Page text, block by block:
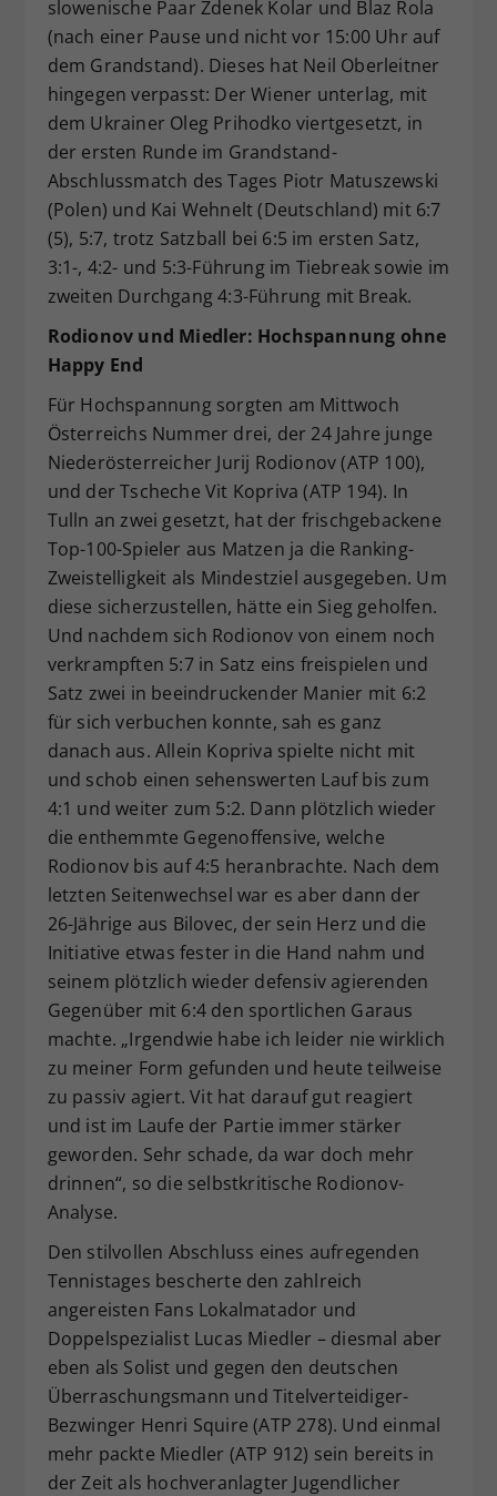
slowenische Paar Zdenek Kolar und Blaz Rola
(nach einer Pause und nicht vor 15:00 Uhr auf
dem Grandstand). Dieses hat Neil Oberleitner
hingegen verpasst: Der Wiener unterlag, mit
dem Ukrainer Oleg Prihodko viertgesetzt, in
der ersten Runde im Grandstand-
Abschlussmatch des Tages Piotr Matuszewski
(Polen) und Kai Wehnelt (Deutschland) mit 6:7
(5), 5:7, trotz Satzball bei 6:5 im ersten Satz,
3:1-, 4:2- und 5:3-Führung im Tiebreak sowie im
zweiten Durchgang 4:3-Führung mit Break.
Rodionov und Miedler: Hochspannung ohne
Happy End
Für Hochspannung sorgten am Mittwoch
Österreichs Nummer drei, der 24 Jahre junge
Niederösterreicher Jurij Rodionov (ATP 100),
und der Tscheche Vit Kopriva (ATP 194). In
Tulln an zwei gesetzt, hat der frischgebackene
Top-100-Spieler aus Matzen ja die Ranking-
Zweistelligkeit als Mindestziel ausgegeben. Um
diese sicherzustellen, hätte ein Sieg geholfen.
Und nachdem sich Rodionov von einem noch
verkrampften 5:7 in Satz eins freispielen und
Satz zwei in beeindruckender Manier mit 6:2
für sich verbuchen konnte, sah es ganz
danach aus. Allein Kopriva spielte nicht mit
und schob einen sehenswerten Lauf bis zum
4:1 und weiter zum 5:2. Dann plötzlich wieder
die enthemmte Gegenoffensive, welche
Rodionov bis auf 4:5 heranbrachte. Nach dem
letzten Seitenwechsel war es aber dann der
26-Jährige aus Bilovec, der sein Herz und die
Initiative etwas fester in die Hand nahm und
seinem plötzlich wieder defensiv agierenden
Gegenüber mit 6:4 den sportlichen Garaus
machte. „Irgendwie habe ich leider nie wirklich
zu meiner Form gefunden und heute teilweise
zu passiv agiert. Vit hat darauf gut reagiert
und ist im Laufe der Partie immer stärker
geworden. Sehr schade, da war doch mehr
drinnen“, so die selbstkritische Rodionov-
Analyse.
Den stilvollen Abschluss eines aufregenden
Tennistages bescherte den zahlreich
angereisten Fans Lokalmatador und
Doppelspezialist Lucas Miedler – diesmal aber
eben als Solist und gegen den deutschen
Überraschungsmann und Titelverteidiger-
Bezwinger Henri Squire (ATP 278). Und einmal
mehr packte Miedler (ATP 912) sein bereits in
der Zeit als hochveranlagter Jugendlicher